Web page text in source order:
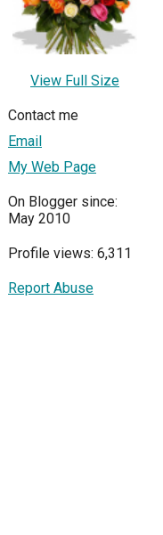
View Full Size
Contact me
Email
My Web Page
On Blogger since:
May 2010
Profile views: 6,311
Report Abuse